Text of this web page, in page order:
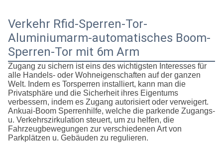
Verkehr Rfid-Sperren-Tor-
Aluminiumarm-automatisches Boom-
Sperren-Tor mit 6m Arm
Zugang zu sichern ist eins des wichtigsten Interesses für
alle Handels- oder Wohneigenschaften auf der ganzen
Welt. Indem es Torsperren installiert, kann man die
Privatsphäre und die Sicherheit ihres Eigentums
verbessern, indem es Zugang autorisiert oder verweigert.
Ankuai-Boom Sperrenhilfe, welche die parkende Zugangs-
u. Verkehrszirkulation steuert, um zu helfen, die
Fahrzeugbewegungen zur verschiedenen Art von
Parkplätzen u. Gebäuden zu regulieren.